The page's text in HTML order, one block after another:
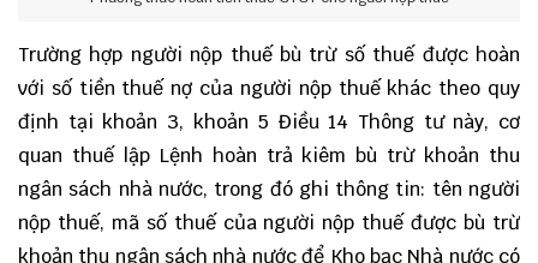
Trường hợp người nộp thuế bù trừ số thuế được hoàn
với số tiền thuế nợ của người nộp thuế khác theo quy
định tại khoản 3, khoản 5 Điều 14 Thông tư này, cơ
quan thuế lập Lệnh hoàn trả kiêm bù trừ khoản thu
ngân sách nhà nước, trong đó ghi thông tin: tên người
nộp thuế, mã số thuế của người nộp thuế được bù trừ
khoản thu ngân sách nhà nước để Kho bạc Nhà nước có